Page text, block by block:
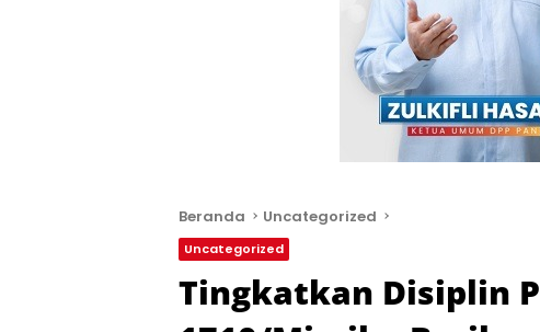
Beranda Uncategorized
Uncategorized
Tingkatkan Disiplin